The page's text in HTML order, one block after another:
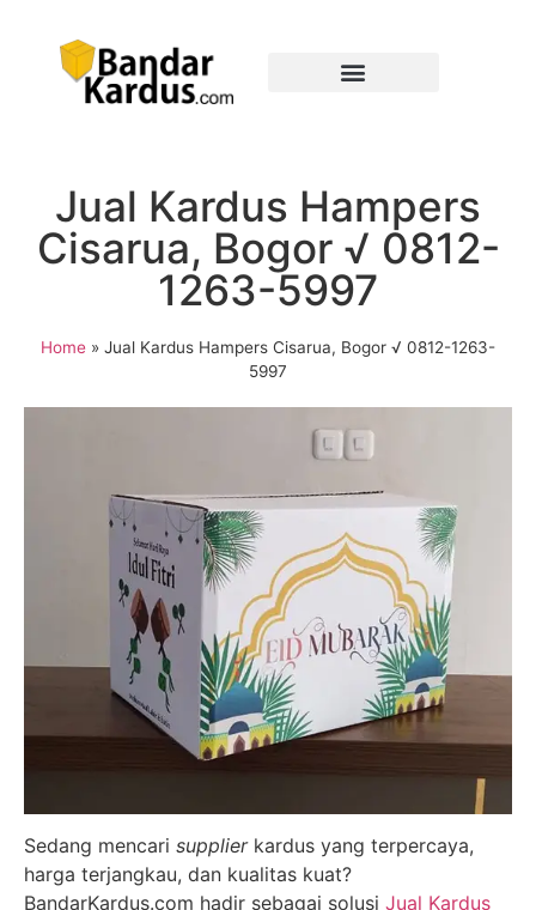
Jual Kardus Hampers
Cisarua, Bogor √ 0812-
1263-5997
Home » Jual Kardus Hampers Cisarua, Bogor √ 0812-1263-
5997
Sedang mencari supplierkardus yang terpercaya,
harga terjangkau, dan kualitas kuat?
BandarKardus.com hadir sebagai solusi Jual Kardus